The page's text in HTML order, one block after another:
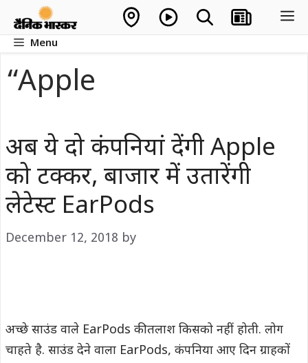
contentMenu
“Apple
अब ये दो कंपनियां देंगी Apple
को टक्कर, बाजार में उतारेंगी
लेटेस्ट EarPods
December 12, 2018 by
अच्छे साउंड वाले EarPods की तलाश किसको नहीं होती. लोग
चाहते है. साउंड देने वाला EarPods, कंपनिया आए दिन ग्राहकों